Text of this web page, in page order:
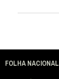
FOLHA NACIONAL